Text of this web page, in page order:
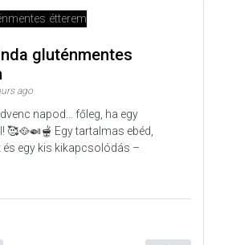
gluténmentes
ago
napod… főleg, ha egy
🥰🥘🍛🫕 Egy tartalmas ebéd,
és egy kis kikapcsolódás –